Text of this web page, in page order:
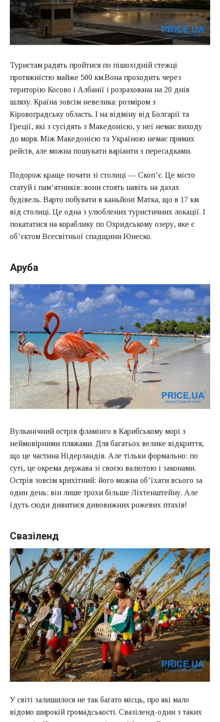
Туристам радять пройтися по пішохідній стежці
протяжністю майже 500 км.Вона проходить через
територію Косово і Албанії і розрахована на 20 днів
шляху. Країна зовсім невелика: розміром з
Кіровоградську область. І на відміну від Болгарії та
Греції, які з сусідять з Македонією, у неї немає виходу
до моря. Між Македонією та Україною немає прямих
рейсів, але можна пошукати варіанти з пересадками.
Подорож краще почати зі столиці — Скоп’є. Це місто
статуй і пам’ятників: вони стоять навіть на дахах
будівель. Варто побувати в каньйоні Матка, що в 17 км
від столиці. Це одна з улюблених туристичних локації. І
покататися на кораблику по Охридському озеру, яке є
об’єктом Всесвітньої спадщини Юнеско.
Аруба
Вулканічний острів фламінго в Карибському морі з
неймовірними пляжами. Для багатьох велике відкриття,
що це частина Нідерландів. Але тільки формально: по
суті, це окрема держава зі своєю валютою і законами.
Острів зовсім крихітний: його можна об’їхати всього за
один день: він лише трохи більше Ліхтенштейну. Але
їдуть сюди дивитися дивовижних рожевих птахів!
Свазіленд
У світі залишилося не так багато місць, про які мало
відомо широкій громадськості. Свазіленд-один з таких